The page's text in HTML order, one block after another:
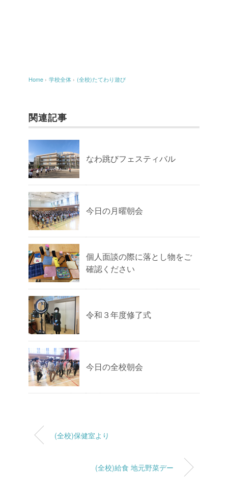
Home › 学校全体 › (全校)たてわり遊び
関連記事
なわ跳びフェスティバル
今日の月曜朝会
個人面談の際に落とし物をご
確認ください
令和３年度修了式
今日の全校朝会
(全校)保健室より
(全校)給食 地元野菜デー